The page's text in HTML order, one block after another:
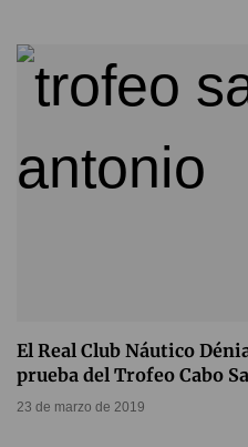
El Real Club Náutico
prueba del Trofeo Cabo
23 de marzo de 2019